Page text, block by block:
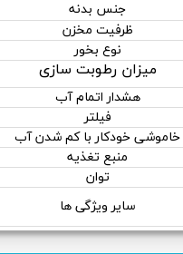
جنس بدنه
ظرفیت مخزن
نوع بخور
میزان رطوبت سازی
هشدار اتمام آب
فیلتر
خاموشی خودکار با کم شدن آب
منبع تغذیه
توان
سایر ویژگی ها